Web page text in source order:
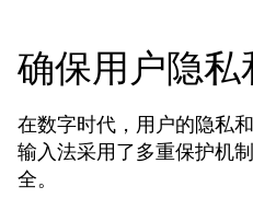
确保用户隐
在数字时代，用户的隐私
输入法采用了多重保护机
全。